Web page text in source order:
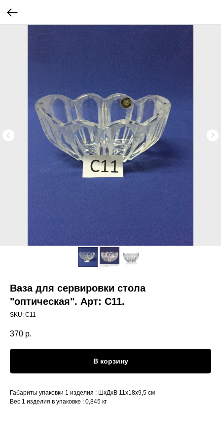
Ваза для сервировки стола
"оптическая". Арт: С11.
SKU: С11
370 р.
В корзину
Габариты упаковки 1 изделия : ШхДхВ 11х18х9,5 см
Вес 1 изделия в упаковке : 0,845 кг